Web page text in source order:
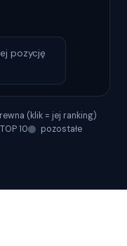
pozycję
(klik = jej ranking)
10 pozostałe